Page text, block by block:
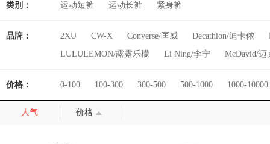
类别： 运动短裤 运动长裤 紧身裤
品牌： 2XU CW-X Converse/匡威 Decathlon/迪卡侬
LULULEMON/露露乐檬
Li Ning/李宁
McDavid/迈
adidas/阿迪达斯
life on track monster guardians
价格： 0-100 100-300 300-500 500-1000 1000-10000
人气 价格